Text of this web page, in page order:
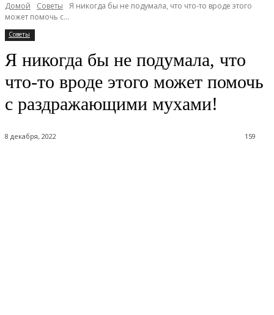
Домой Советы
Я никогда бы не подумала, что что-то вроде этого
может помочь с...
Советы
Я никогда бы не подумала, что
что-то вроде этого может помочь
с раздражающими мухами!
8 декабря, 2022 159